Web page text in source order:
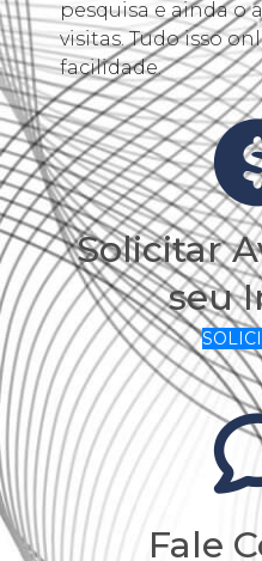
pesquisa e ainda o
visitas. Tudo isso
facilidade.
Solicitar
seu
Fale